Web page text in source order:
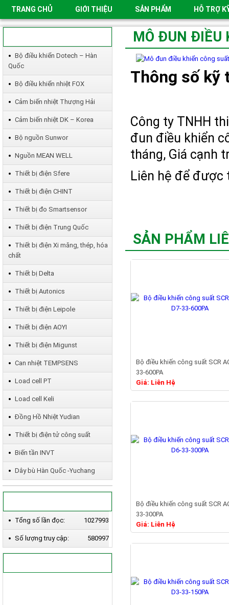
TRANG CHỦ GIỚI THIỆU SẢN PHẨM HỖ TRỢ
MÔ ĐUN ĐIỀU
Thông số kỹ
Công ty TNHH
đun điều khiển
tháng, Giá cạnh
Liên hệ để được
SẢN PHẨM
Bộ điều khiến công suất SCR
33-600PA
Giá: Liên Hệ
Bộ điều khiến công suất SCR
33-300PA
Giá: Liên Hệ
Bộ điều khiển Dotech – Hàn
Quốc
Bộ điều khiển nhiệt FOX
Cảm biến nhiệt Thượng Hải
Cảm biến nhiệt DK – Korea
Bộ nguồn Sunwor
Nguồn MEAN WELL
Thiết bị điện Sfere
Thiết bị điện CHINT
Thiết bị đo Smartsensor
Thiết bị điện Trung Quốc
Thiết bị điện Xi măng, thép, hóa
chất
Thiết bị Delta
Thiết bị Autonics
Thiết bị điện Leipole
Thiết bị điện AOYI
Thiết bị điện Migunst
Can nhiệt TEMPSENS
Load cell PT
Load cell Keli
Đồng Hồ Nhiệt Yudian
Thiết bị điện tử công suất
Biến tần INVT
Dây bù Hàn Quốc -Yuchang
1027993
Tổng số lần đọc:
580997
Số lượng truy cập: